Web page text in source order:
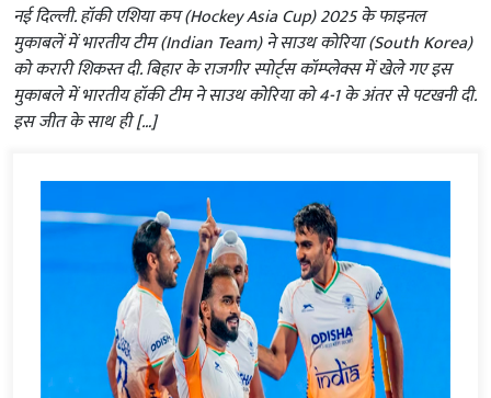
नई दिल्ली. हॉकी एशिया कप (Hockey Asia Cup) 2025 के फाइनल
मुकाबलें में भारतीय टीम (Indian Team) ने साउथ कोरिया (South Korea)
को करारी शिकस्त दी. बिहार के राजगीर स्पोर्ट्स कॉम्प्लेक्स में खेले गए इस
मुकाबले में भारतीय हॉकी टीम ने साउथ कोरिया को 4-1 के अंतर से पटखनी दी.
इस जीत के साथ ही […]